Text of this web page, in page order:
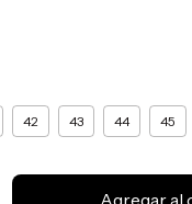
42 43 44 45